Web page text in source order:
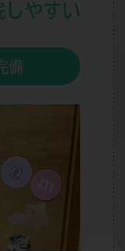
しやすい
備